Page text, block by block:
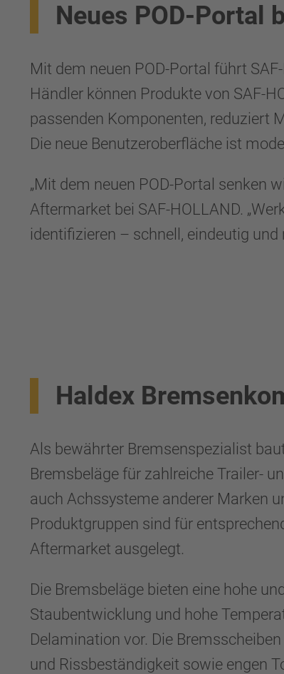
Neues POD-Portal
Mit dem neuen POD-Portal führt
Händler können Produkte von SAF-
passenden Komponenten, reduziert
Die neue Benutzeroberfläche ist
„Mit dem neuen POD-Portal senken
Aftermarket bei SAF-HOLLAND.
identifizieren – schnell, eindeutig
Haldex
Als bewährter Bremsenspezialist
Bremsbeläge für zahlreiche Trailer-
auch Achssysteme anderer Marken
Produktgruppen sind für
Aftermarket ausgelegt.
Die Bremsbeläge bieten eine hohe
Staubentwicklung und hohe
Delamination vor. Die
und Rissbeständigkeit sowie engen